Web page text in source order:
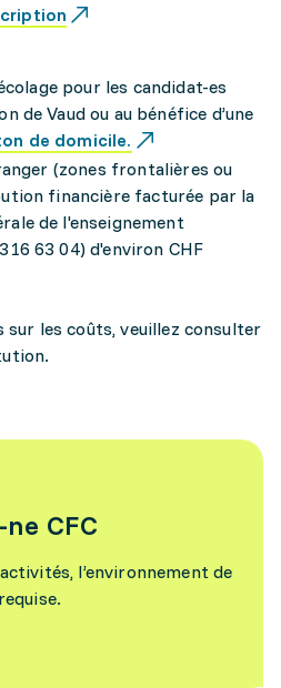
pour les candidat-es
de Vaud ou au bénéfice d’une
de domicile.
(zones frontalières ou
financière facturée par la
de l'enseignement
63 04) d'environ CHF
les coûts, veuillez consulter
CFC
l’environnement de